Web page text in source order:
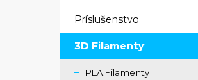
Príslušenstvo
3D Filamenty
PLA Filamenty